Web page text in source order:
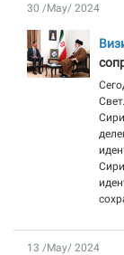
30 /May/ 2024
13 /May/ 2024